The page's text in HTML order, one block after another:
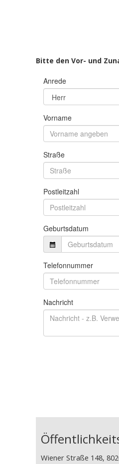
Bitte den Vor- und
Wiener Straße 148,